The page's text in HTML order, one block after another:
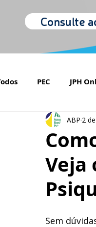
Consulte
PEC JPH
Orgulho de ser
Veja
ABP 2
Sem